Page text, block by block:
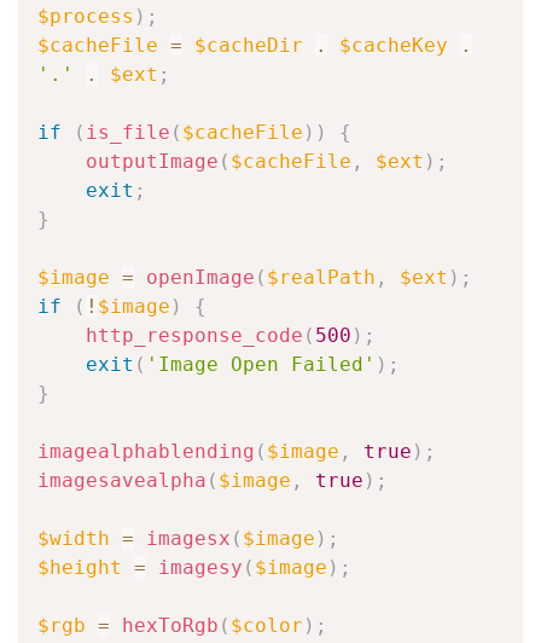
$process ) ;
$cacheFile = $cacheDir . $cacheKey
.
'.'
. $ext ;
if ( is_file ( $cacheFile ) )
{
outputImage ( $cacheFile , $ext ) ;
exit ;
}
$image = openImage ( $realPath , $ext ) ;
if
( ! $image )
{
http_response_code ( 500 ) ;
exit ( 'Image Open Failed' ) ;
}
imagealphablending ( $image , true ) ;
imagesavealpha ( $image , true ) ;
$width = imagesx ( $image ) ;
$height
= imagesy ( $image ) ;
$rgb = hexToRgb ( $color ) ;